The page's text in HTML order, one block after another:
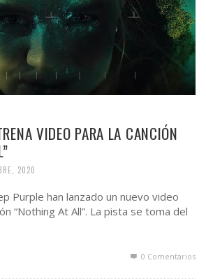
VIDEO PARA LA CANCIÓN
2020
Purple han lanzado un nuevo video
“Nothing At All”. La pista se toma del
0 Comentarios